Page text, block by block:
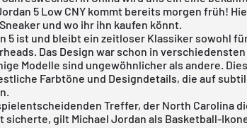
5 Low CNY kommt bereits morgen früh!
und wo ihr ihn kaufen könnt.
5 ist und bleibt ein zeitloser Klassiker sowohl
Das Design war schon in
Modelle sind ungewöhnlicher als andere.
Farbtöne und Designdetails, die auf
Treffer, der North Carolina
sicherte, gilt Michael Jordan als Basketball-